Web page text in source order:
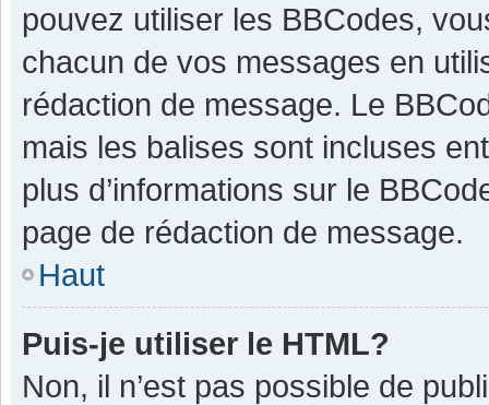
pouvez utiliser les BBCodes,
chacun de vos messages en
rédaction de message. Le
mais les balises sont incluses
plus d’informations sur le
page de rédaction de message.
Haut
Puis-je utiliser le HTML?
Non, il n’est pas possible de